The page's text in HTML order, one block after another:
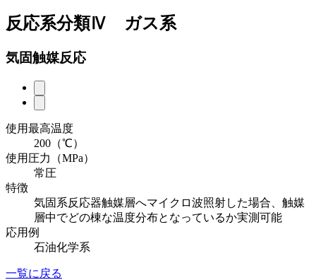
反応系分類Ⅳ ガス系
気固触媒反応
使用最高温度
200（℃）
使用圧力（MPa）
常圧
特徴
気固系反応器触媒層へマイクロ波照射した場合、触媒
層中でどの棟な温度分布となっているか実測可能
応用例
石油化学系
一覧に戻る